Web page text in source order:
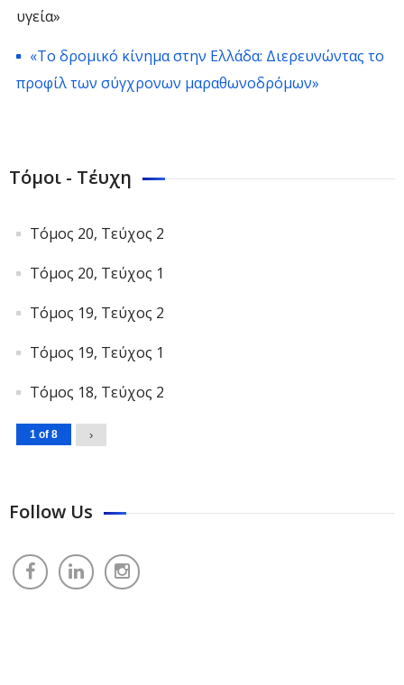
υγεία»
«Το δρομικό κίνημα στην Ελλάδα: Διερευνώντας το
προφίλ των σύγχρονων μαραθωνοδρόμων»
Τόμοι - Τέυχη
Τόμος 20, Τεύχος 2
Τόμος 20, Τεύχος 1
Τόμος 19, Τεύχος 2
Τόμος 19, Τεύχος 1
Τόμος 18, Τεύχος 2
1 of 8 ›
Follow Us